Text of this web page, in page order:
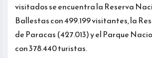
visitados se encuentra la Reserva
Ballestas con 499.199 visitantes, la
de Paracas (427.013) y el Parque
con 378.440 turistas.